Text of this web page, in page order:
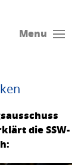
Menu
die SSW-